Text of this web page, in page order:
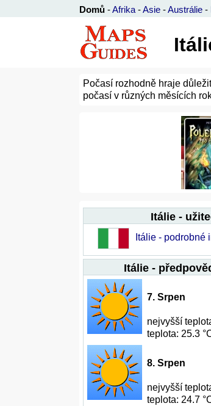
Domů -Afrika -Asie -Austrálie -
Počasí rozhodně hraje
počasí v různých měsících
Itálie -
Itálie - podrobné
Itálie -
7. Srpen
nejvyšší
teplota: 25.3
8. Srpen
nejvyšší
teplota: 24.7